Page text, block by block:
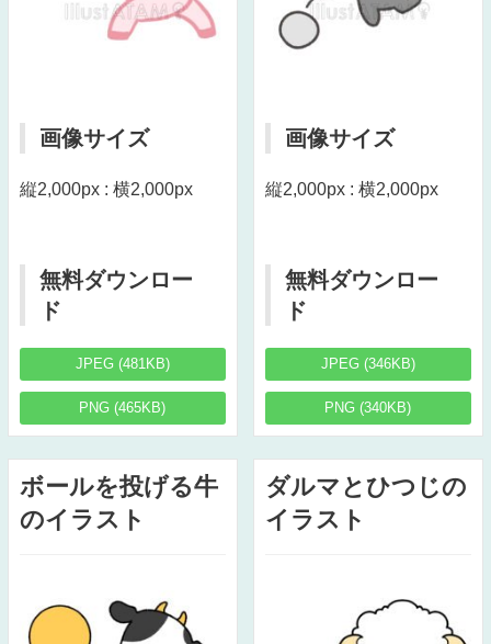
画像サイズ
縦2,000px : 横2,000px
無料ダウンロー
ド
JPEG (481KB)
PNG (465KB)
画像サイズ
縦2,000px : 横2,000px
無料ダウンロー
ド
JPEG (346KB)
PNG (340KB)
ボールを投げる牛
のイラスト
ダルマとひつじの
イラスト